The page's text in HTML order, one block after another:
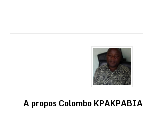
A propos Colombo KPAKPABIA